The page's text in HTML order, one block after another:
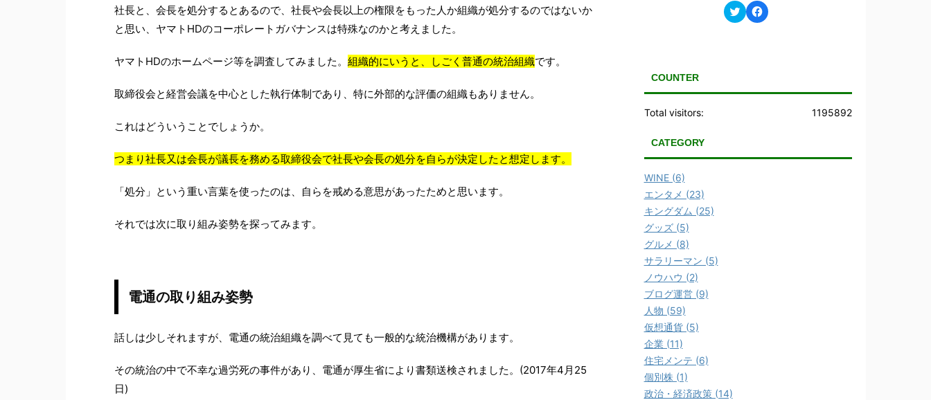
社長と、会長を処分するとあるので、社長や会長以上の権限をもった人か組織が処分するのではないか
と思い、ヤマトHDのコーポレートガバナンスは特殊なのかと考えました。
ヤマトHDのホームページ等を調査してみました。 組織的にいうと、しごく普通の統治組織です。
取締役会と経営会議を中心とした執行体制であり、特に外部的な評価の組織もありません。
これはどういうことでしょうか。
つまり社長又は会長が議長を務める取締役会で社長や会長の処分を自らが決定したと想定します。
「処分」という重い言葉を使ったのは、自らを戒める意思があったためと思います。
それでは次に取り組み姿勢を探ってみます。
電通の取り組み姿勢
話しは少しそれますが、電通の統治組織を調べて見ても一般的な統治機構があります。
その統治の中で不幸な過労死の事件があり、電通が厚生省により書類送検されました。(2017年4月25
日)
ン
ド
ウ
ク
リ
t
新
F
a
共
ッ
COUNTER
1195892
Total visitors:
CATEGORY
WINE (6)
エンタメ (23)
キングダム (25)
グッズ (5)
グルメ (8)
サラリーマン (5)
ノウハウ (2)
ブログ運営 (9)
人物 (59)
仮想通貨 (5)
企業 (11)
住宅メンテ (6)
個別株 (1)
政治・経済政策 (14)